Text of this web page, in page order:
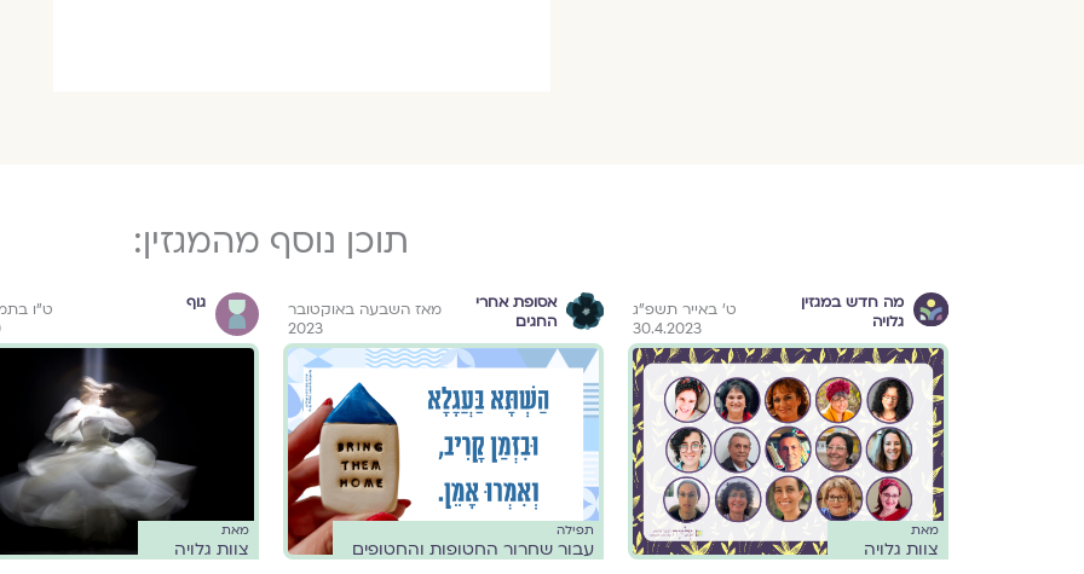
תוכן נוסף מהמגזין:
מה חדש במגזין
גלויה
ט׳ באייר תשפ״ג
30.4.2023
מאת
צוות גלויה
אסופת אחרי
החגים
מאז השבעה באוקטובר
2023
תפילה
עבור שחרור החטופות והחטופים
גוף
ט"ו
מאת
צוות גלויה